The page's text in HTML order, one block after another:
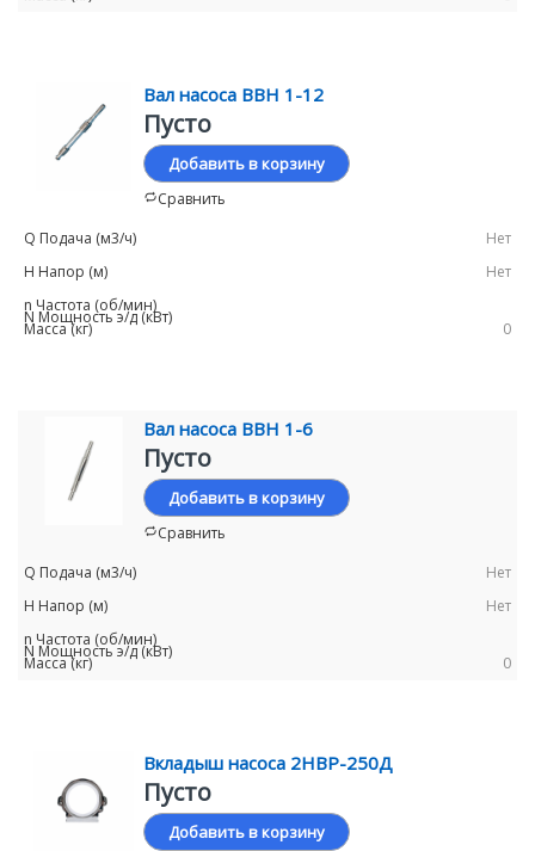
Вал насоса ВВН 1-12
Пусто
Добавить в корзину
Сравнить
Нет
Нет
0
Вал насоса ВВН 1-6
Пусто
Добавить в корзину
Сравнить
Нет
Нет
0
Вкладыш насоса 2НВР-250Д
Пусто
Добавить в корзину